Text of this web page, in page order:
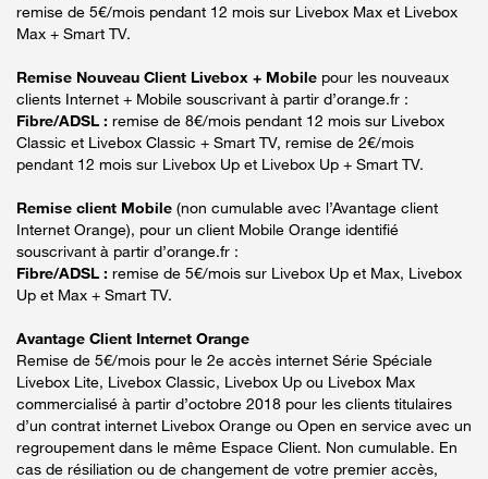
remise de 5€/mois pendant 12 mois sur Livebox Max et Livebox
Max + Smart TV.
Remise Nouveau Client Livebox + Mobile pour les nouveaux
clients Internet + Mobile souscrivant à partir d’orange.fr :
Fibre/ADSL : remise de 8€/mois pendant 12 mois sur Livebox
Classic et Livebox Classic + Smart TV, remise de 2€/mois
pendant 12 mois sur Livebox Up et Livebox Up + Smart TV.
Remise client Mobile (non cumulable avec l’Avantage client
Internet Orange), pour un client Mobile Orange identifié
souscrivant à partir d’orange.fr :
Fibre/ADSL : remise de 5€/mois sur Livebox Up et Max, Livebox
Up et Max + Smart TV.
Avantage Client Internet Orange
Remise de 5€/mois pour le 2e accès internet Série Spéciale
Livebox Lite, Livebox Classic, Livebox Up ou Livebox Max
commercialisé à partir d’octobre 2018 pour les clients titulaires
d’un contrat internet Livebox Orange ou Open en service avec un
regroupement dans le même Espace Client. Non cumulable. En
cas de résiliation ou de changement de votre premier accès,